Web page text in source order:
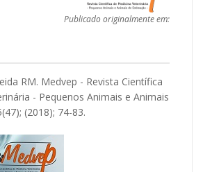
RM. Medvep - Revista Científica
- Pequenos Animais e Animais
(2018); 74-83.
Publicado originalmente em: